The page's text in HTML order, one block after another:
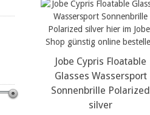
mehr Details...
Jobe Cypris Floatable
Glasses Wassersport
Sonnenbrille Polarized
silver